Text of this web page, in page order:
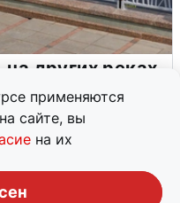
применяются
сайте, вы
на их
других реках